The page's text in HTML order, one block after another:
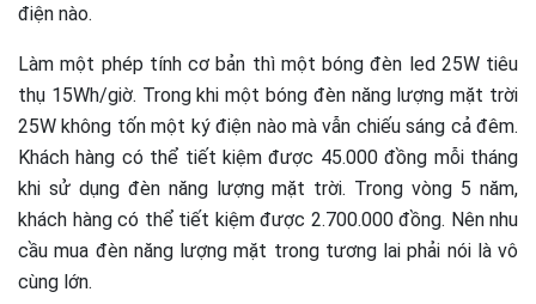
điện nào.
Làm một phép tính cơ bản thì một bóng đèn led 25W tiêu
thụ 15Wh/giờ. Trong khi một bóng đèn năng lượng mặt trời
25W không tốn một ký điện nào mà vẫn chiếu sáng cả đêm.
Khách hàng có thể tiết kiệm được 45.000 đồng mỗi tháng
khi sử dụng đèn năng lượng mặt trời. Trong vòng 5 năm,
khách hàng có thể tiết kiệm được 2.700.000 đồng. Nên nhu
cầu mua đèn năng lượng mặt trong tương lai phải nói là vô
cùng lớn.